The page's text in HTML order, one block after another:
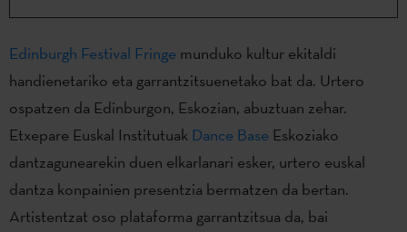
Edinburgh Festival Fringe munduko kultur ekitaldi
handienetariko eta garrantzitsuenetako bat da. Urtero
ospatzen da Edinburgon, Eskozian, abuztuan zehar.
Etxepare Euskal Institutuak Dance Base Eskoziako
dantzagunearekin duen elkarlanari esker, urtero euskal
dantza konpainien presentzia bermatzen da bertan.
Artistentzat oso plataforma garrantzitsua da, bai